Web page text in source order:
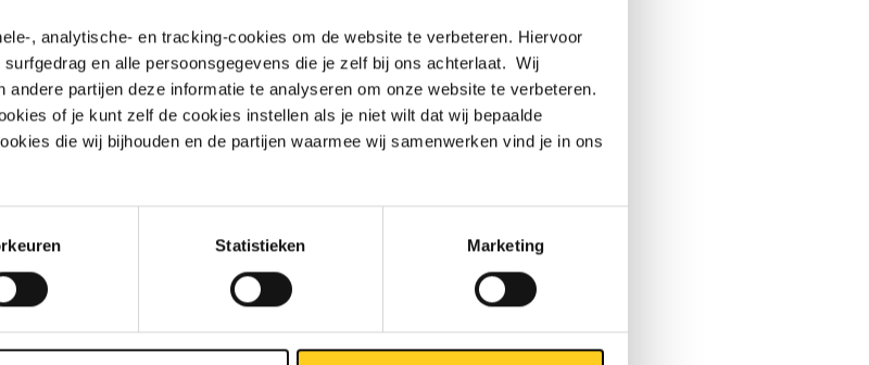
, analytische- en tracking-cookies om de website te verbeteren. Hiervoor
en alle persoonsgegevens die je zelf bij ons achterlaat. Wij
partijen deze informatie te analyseren om onze website te verbeteren.
of je kunt zelf de cookies instellen als je niet wilt dat wij bepaalde
die wij bijhouden en de partijen waarmee wij samenwerken vind je in ons
Statistieken Marketing
materiaal wordt vooral ingezet voor onderconstructies
op daken, waar langdurige blootstelling aan
is. Wegner: “Magnelis® is voor ons het beste
en kosten. Het materiaal presteert
en laat zich tegelijk goed vervormen in onze
de prijs van roestvast staal. Daarnaast zijn de
groot voordeel.”
belangstelling daarbuiten. Klanten uit andere industrieën
en worden actief gewezen